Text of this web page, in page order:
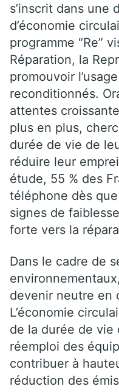
s’inscrit dans une
d’économie
programme “Re”
Réparation, la
promouvoir
reconditionnés.
attentes
plus en plus,
durée de vie de
réduire leur
étude, 55 % des
téléphone dès
signes de
forte vers la
Dans le cadre de
devenir neutre en
L’économie
de la durée de vie
réemploi des
contribuer à
réduction des